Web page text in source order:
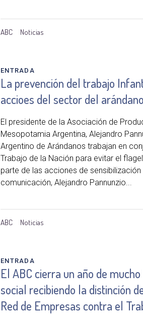
ABC Noticias
ENTRADA
La prevención del trabajo
accioes del sector del
El presidente de la Asociación de
Mesopotamia Argentina, Alejandro
Argentino de Arándanos trabajan en
Trabajo de la Nación para evitar el
parte de las acciones de
comunicación, Alejandro Pannunzio...
ABC Noticias
ENTRADA
El ABC cierra un año de
social recibiendo la distinción
Red de Empresas contra el